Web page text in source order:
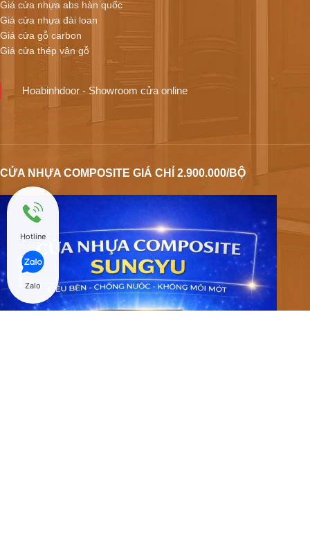
Giá cửa nhựa abs hàn quốc
Giá cửa nhựa đài loan
Giá cửa gỗ carbon
Giá cửa thép vân gỗ
Hoabinhdoor - Showroom cửa online
CỬA NHỰA COMPOSITE GIÁ CHỈ 2.900.000/BỘ
Hotline
Zalo